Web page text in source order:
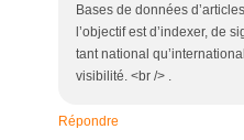
Bases de données
l’objectif est d’indexer, de
tant national
visibilité. <br /> .
Répondre